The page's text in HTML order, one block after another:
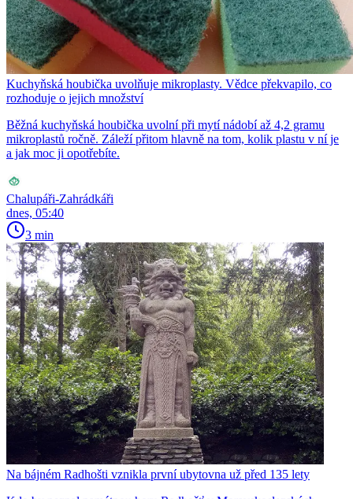
Kuchyňská houbička uvolňuje mikroplasty. Vědce překvapilo, co
rozhoduje o jejich množství
Běžná kuchyňská houbička uvolní při mytí nádobí až 4,2 gramu
mikroplastů ročně. Záleží přitom hlavně na tom, kolik plastu v ní je
a jak moc ji opotřebíte.
Chalupáři-Zahrádkáři
dnes, 05:40
3 min
Na bájném Radhošti vznikla první ubytovna už před 135 lety